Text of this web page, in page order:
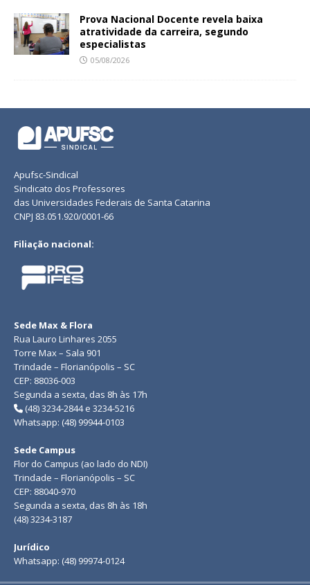
Prova Nacional Docente revela baixa
atratividade da carreira, segundo
especialistas
05/08/2026
Apufsc-Sindical
Sindicato dos Professores
das Universidades Federais de Santa Catarina
CNPJ 83.051.920/0001-66
Filiação nacional:
Sede Max & Flora
Rua Lauro Linhares 2055
Torre Max – Sala 901
Trindade – Florianópolis – SC
CEP: 88036-003
Segunda a sexta, das 8h às 17h
(48) 3234-2844 e 3234-5216
Whatsapp: (48) 99944-0103
Sede Campus
Flor do Campus (ao lado do NDI)
Trindade – Florianópolis – SC
CEP: 88040-970
Segunda a sexta, das 8h às 18h
(48) 3234-3187
Jurídico
Whatsapp: (48) 99974-0124